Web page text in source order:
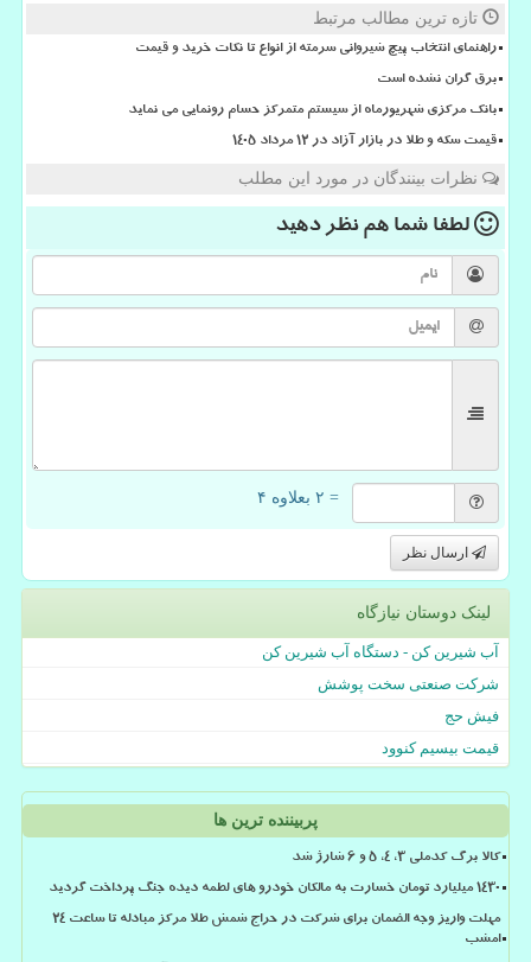
تازه ترین مطالب مرتبط
راهنمای انتخاب پیچ شیروانی سرمته از انواع تا نکات خرید و قیمت
برق گران نشده است
بانک مرکزی شهریورماه از سیستم متمرکز حسام رونمایی می نماید
قیمت سکه و طلا در بازار آزاد در ۱۲ مرداد ۱۴۰۵
نظرات بینندگان در مورد این مطلب
لطفا شما همنظر دهید
= ۲ بعلاوه ۴
ارسال نظر
لینک دوستان نیازگاه
آب شیرین کن - دستگاه آب شیرین کن
شرکت صنعتی سخت پوشش
فیش حج
قیمت بیسیم کنوود
پربیننده ترین ها
کالا برگ کدملی 3، 4، 5 و 6 شارژ شد
۱۴۳۰ میلیارد تومان خسارت به مالکان خودرو های لطمه دیده جنگ پرداخت گردید
مهلت واریز وجه الضمان برای شرکت در حراج شمش طلا مرکز مبادله تا ساعت ۲۴
امشب